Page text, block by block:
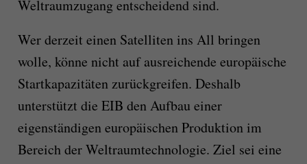
Weltraumzugang entscheidend sind.
Wer derzeit einen Satelliten ins All bringen
wolle, könne nicht auf ausreichende europäische
Startkapazitäten zurückgreifen. Deshalb
unterstützt die EIB den Aufbau einer
eigenständigen europäischen Produktion im
Bereich der Weltraumtechnologie. Ziel sei eine